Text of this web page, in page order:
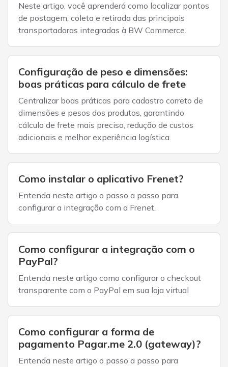
Neste artigo, você aprenderá como localizar pontos
de postagem, coleta e retirada das principais
transportadoras integradas à BW Commerce.
Configuração de peso e dimensões:
boas práticas para cálculo de frete
Centralizar boas práticas para cadastro correto de
dimensões e pesos dos produtos, garantindo
cálculo de frete mais preciso, redução de custos
adicionais e melhor experiência logística.
Como instalar o aplicativo Frenet?
Entenda neste artigo o passo a passo para
configurar a integração com a Frenet.
Como configurar a integração com o
PayPal?
Entenda neste artigo como configurar o checkout
transparente com o PayPal em sua loja virtual
Como configurar a forma de
pagamento Pagar.me 2.0 (gateway)?
Entenda neste artigo o passo a passo para